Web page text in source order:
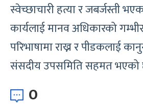
स्वेच्छाचारी हत्या र जबर्जस्ती
कार्यलाई मानव अधिकारको
परिभाषामा राख्न र पीडकलाई
संसदीय उपसमिति सहमत भएको
0